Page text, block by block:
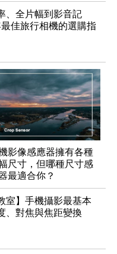
、全片幅到影音記
佳旅行相機的選購指
影像感應器擁有各種
尺寸，但哪種尺寸感
最適合你？
室】手機攝影最基本
、對焦與焦距變換